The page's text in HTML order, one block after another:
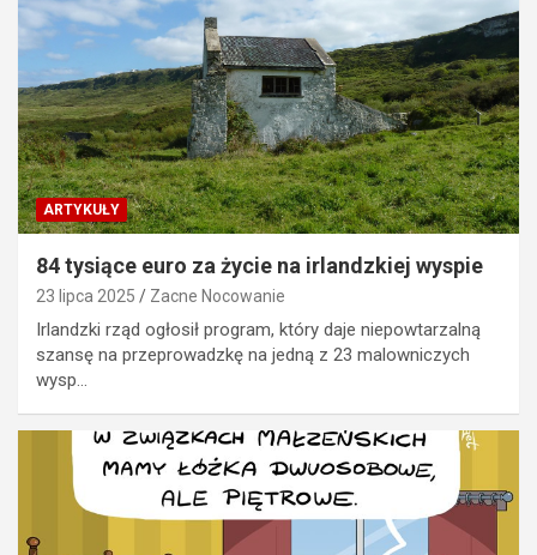
ARTYKUŁY
84 tysiące euro za życie na irlandzkiej wyspie
23 lipca 2025 Zacne Nocowanie
Irlandzki rząd ogłosił program, który daje niepowtarzalną
szansę na przeprowadzkę na jedną z 23 malowniczych
wysp…